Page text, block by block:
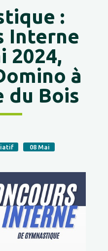
:
Interne
2024,
à
du Bois
08 Mai